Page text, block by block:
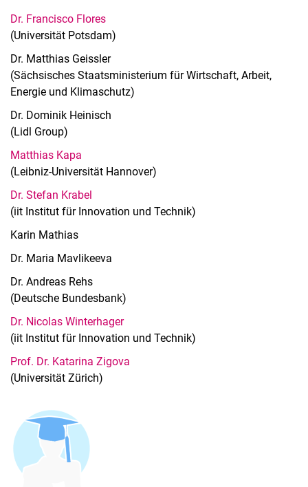
Dr. Francisco Flores
(Universität Potsdam)
Dr. Matthias Geissler
(Sächsisches Staatsministerium für Wirtschaft, Arbeit,
Energie und Klimaschutz)
Dr. Dominik Heinisch
(Lidl Group)
Matthias Kapa
(Leibniz-Universität Hannover)
Dr. Stefan Krabel
(iit Institut für Innovation und Technik)
Karin Mathias
Dr. Maria Mavlikeeva
Dr. Andreas Rehs
(Deutsche Bundesbank)
Dr. Nicolas Winterhager
(iit Institut für Innovation und Technik)
Prof. Dr. Katarina Zigova
(Universität Zürich)